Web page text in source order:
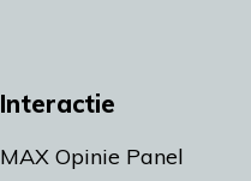
Interactie
MAX Opinie Panel